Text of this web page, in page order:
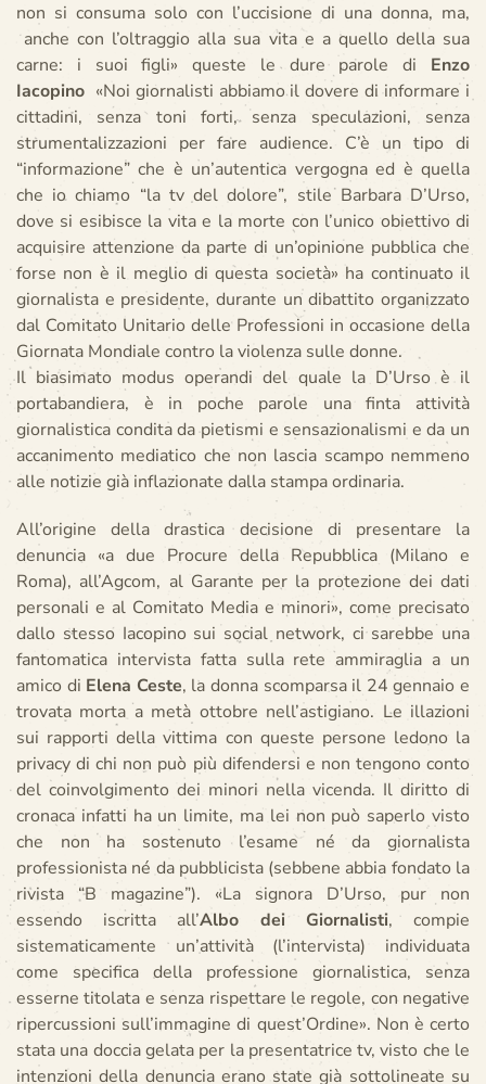
non si consuma solo con l’uccisione di una donna, ma,
anche con l’oltraggio alla sua vita e a quello della sua
carne: i suoi figli» queste le dure parole di Enzo
Iacopino «Noi giornalisti abbiamo il dovere di informare i
cittadini, senza toni forti, senza speculazioni, senza
strumentalizzazioni per fare audience. C’è un tipo di
“informazione” che è un’autentica vergogna ed è quella
che io chiamo “la tv del dolore”, stile Barbara D’Urso,
dove si esibisce la vita e la morte con l’unico obiettivo di
acquisire attenzione da parte di un’opinione pubblica che
forse non è il meglio di questa società» ha continuato il
giornalista e presidente, durante un dibattito organizzato
dal Comitato Unitario delle Professioni in occasione della
Giornata Mondiale contro la violenza sulle donne.
Il biasimato modus operandi del quale la D’Urso è il
portabandiera, è in poche parole una finta attività
giornalistica condita da pietismi e sensazionalismi e da un
accanimento mediatico che non lascia scampo nemmeno
alle notizie già inflazionate dalla stampa ordinaria.
All’origine della drastica decisione di presentare la
denuncia «a due Procure della Repubblica (Milano e
Roma), all’Agcom, al Garante per la protezione dei dati
personali e al Comitato Media e minori», come precisato
dallo stesso Iacopino sui social network, ci sarebbe una
fantomatica intervista fatta sulla rete ammiraglia a un
amico di Elena Ceste, la donna scomparsa il 24 gennaio e
trovata morta a metà ottobre nell’astigiano. Le illazioni
sui rapporti della vittima con queste persone ledono la
privacy di chi non può più difendersi e non tengono conto
del coinvolgimento dei minori nella vicenda. Il diritto di
cronaca infatti ha un limite, ma lei non può saperlo visto
che non ha sostenuto l’esame né da giornalista
professionista né da pubblicista (sebbene abbia fondato la
rivista “B magazine”). «La signora D’Urso, pur non
essendo iscritta all’Albo dei Giornalisti, compie
sistematicamente un’attività (l’intervista) individuata
come specifica della professione giornalistica, senza
esserne titolata e senza rispettare le regole, con negative
ripercussioni sull’immagine di quest’Ordine». Non è certo
stata una doccia gelata per la presentatrice tv, visto che le
intenzioni della denuncia erano state già sottolineate su